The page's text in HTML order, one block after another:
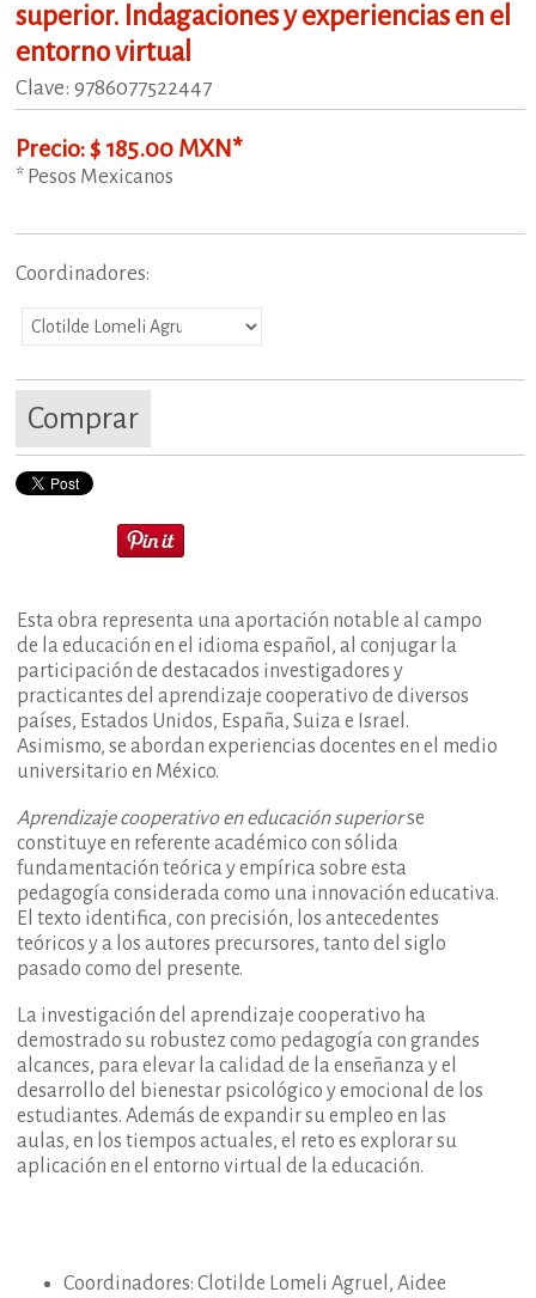
superior. Indagaciones y experiencias en el
entorno virtual
Clave: 9786077522447
Precio: $ 185.00 MXN*
* Pesos Mexicanos
Coordinadores:
Comprar
Esta obra representa una aportación notable al campo
de la educación en el idioma español, al conjugar la
participación de destacados investigadores y
practicantes del aprendizaje cooperativo de diversos
países, Estados Unidos, España, Suiza e Israel.
Asimismo, se abordan experiencias docentes en el medio
universitario en México.
Aprendizaje cooperativo en educación superiorse
constituye en referente académico con sólida
fundamentación teórica y empírica sobre esta
pedagogía considerada como una innovación educativa.
El texto identifica, con precisión, los antecedentes
teóricos y a los autores precursores, tanto del siglo
pasado como del presente.
La investigación del aprendizaje cooperativo ha
demostrado su robustez como pedagogía con grandes
alcances, para elevar la calidad de la enseñanza y el
desarrollo del bienestar psicológico y emocional de los
estudiantes. Además de expandir su empleo en las
aulas, en los tiempos actuales, el reto es explorar su
aplicación en el entorno virtual de la educación.
Coordinadores: Clotilde Lomeli Agruel, Aidee